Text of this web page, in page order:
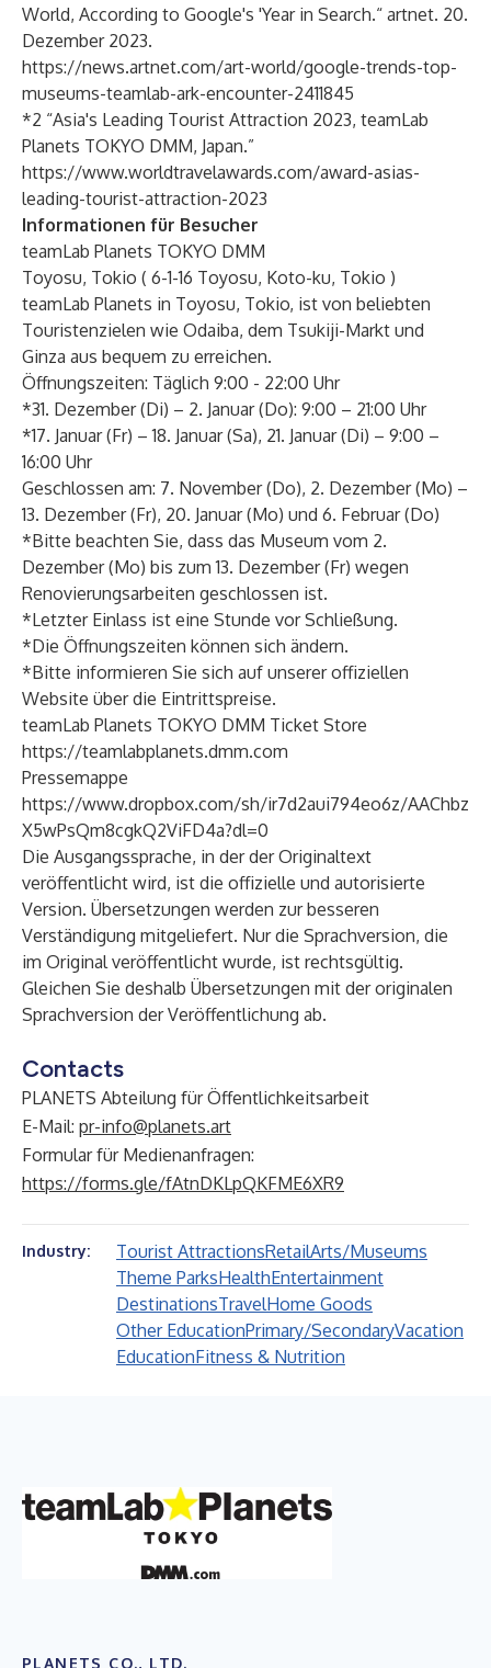
World, According to Google's 'Year in Search.“ artnet. 20.
Dezember 2023.
https://news.artnet.com/art-world/google-trends-top-
museums-teamlab-ark-encounter-2411845
*2 “Asia's Leading Tourist Attraction 2023, teamLab
Planets TOKYO DMM, Japan.”
https://www.worldtravelawards.com/award-asias-
leading-tourist-attraction-2023
Informationen für Besucher
teamLab Planets TOKYO DMM
Toyosu, Tokio ( 6-1-16 Toyosu, Koto-ku, Tokio )
teamLab Planets in Toyosu, Tokio, ist von beliebten
Touristenzielen wie Odaiba, dem Tsukiji-Markt und
Ginza aus bequem zu erreichen.
Öffnungszeiten: Täglich 9:00 - 22:00 Uhr
*31. Dezember (Di) – 2. Januar (Do): 9:00 – 21:00 Uhr
*17. Januar (Fr) – 18. Januar (Sa), 21. Januar (Di) – 9:00 –
16:00 Uhr
Geschlossen am: 7. November (Do), 2. Dezember (Mo) –
13. Dezember (Fr), 20. Januar (Mo) und 6. Februar (Do)
*Bitte beachten Sie, dass das Museum vom 2.
Dezember (Mo) bis zum 13. Dezember (Fr) wegen
Renovierungsarbeiten geschlossen ist.
*Letzter Einlass ist eine Stunde vor Schließung.
*Die Öffnungszeiten können sich ändern.
*Bitte informieren Sie sich auf unserer offiziellen
Website über die Eintrittspreise.
teamLab Planets TOKYO DMM Ticket Store
https://teamlabplanets.dmm.com
Pressemappe
https://www.dropbox.com/sh/ir7d2aui794eo6z/AAChbz
X5wPsQm8cgkQ2ViFD4a?dl=0
Die Ausgangssprache, in der der Originaltext
veröffentlicht wird, ist die offizielle und autorisierte
Version. Übersetzungen werden zur besseren
Verständigung mitgeliefert. Nur die Sprachversion, die
im Original veröffentlicht wurde, ist rechtsgültig.
Gleichen Sie deshalb Übersetzungen mit der originalen
Sprachversion der Veröffentlichung ab.
Contacts
PLANETS Abteilung für Öffentlichkeitsarbeit
E-Mail: pr-info@planets.art
Formular für Medienanfragen:
https://forms.gle/fAtnDKLpQKFME6XR9
Industry: Tourist AttractionsRetailArts/Museums
Theme ParksHealthEntertainment
DestinationsTravelHome Goods
Other EducationPrimary/SecondaryVacation
EducationFitness & Nutrition
PLANETS CO., LTD.